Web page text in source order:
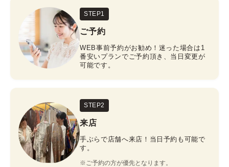
STEP1
ご予約
WEB事前予約がお勧め！迷った場合は1
番安いプランでご予約頂き、当日変更が
可能です。
STEP2
来店
手ぶらで店舗へ来店！当日予約も可能で
す。
※ご予約の方が優先となります。